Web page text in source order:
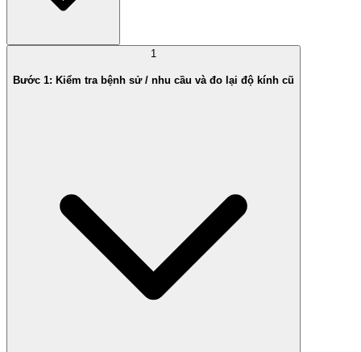
1
Bước 1: Kiểm tra bệnh sử / nhu cầu và đo lại độ kính cũ